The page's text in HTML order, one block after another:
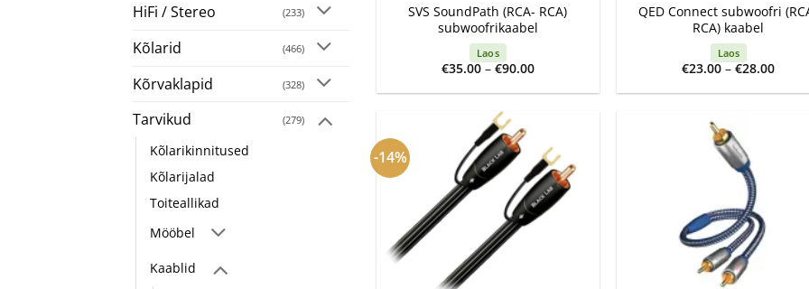
HiFi / Stereo (233)
Kõlarid (466)
Kõrvaklapid (328)
Tarvikud (279)
Kõlarikinnitused
Kõlarijalad
Toiteallikad
Mööbel
Kaablid
SVS SoundPath (RCA- RCA)
subwoofrikaabel
Laos
€35.00 – €90.00Price
€35.00
QED Connect subwoofri
RCA) kaabel
Laos
€23.00 – €28.00Price
-14%